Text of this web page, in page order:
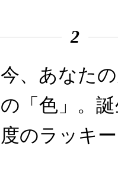
2
今、あなた
の「色」。
度のラッキ